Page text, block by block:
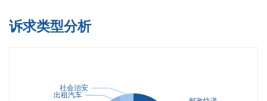
诉求类型分析